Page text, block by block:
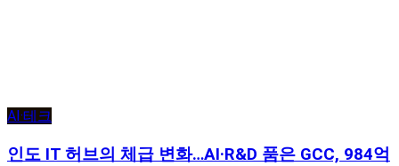
AI·테크
인도 IT 허브의 체급 변화…AI·R&D 품은 GCC, 984억